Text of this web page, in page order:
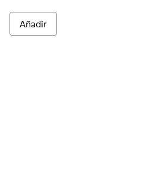
Añadir